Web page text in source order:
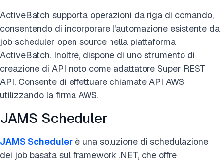
ActiveBatch supporta operazioni da riga di comando,
consentendo di incorporare l'automazione esistente da
job scheduler open source nella piattaforma
ActiveBatch. Inoltre, dispone di uno strumento di
creazione di API noto come adattatore Super REST
API. Consente di effettuare chiamate API AWS
utilizzando la firma AWS.
JAMS Scheduler
JAMS Scheduler è una soluzione di schedulazione
dei job basata sul framework .NET, che offre